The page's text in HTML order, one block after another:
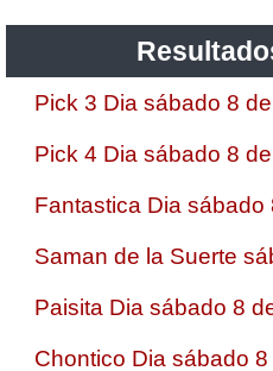
Pick 3 Dia sábado 8
Pick 4 Dia sábado 8
Fantastica Dia sábado
Saman de la Suerte
Paisita Dia sábado 8
Chontico Dia sábado